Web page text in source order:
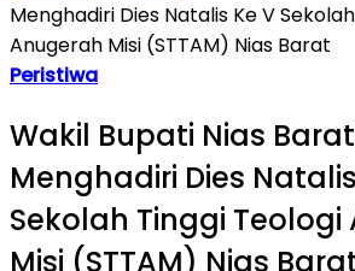
Menghadiri Dies Natalis Ke V
Anugerah Misi (STTAM) Nias Barat
Peristiwa
Wakil Bupati Nias Barat
Menghadiri Dies
Sekolah Tinggi Teologi
Misi (STTAM) Nias